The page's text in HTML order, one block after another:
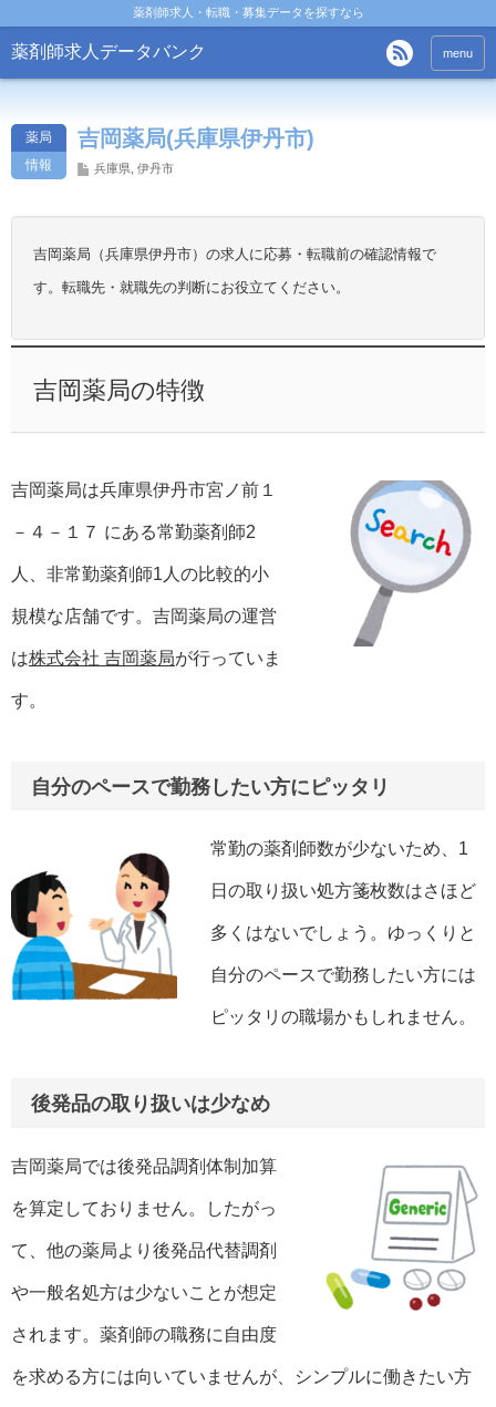
薬剤師求人・転職・募集データを探すなら
薬剤師求人データバンク menu
薬局
情報
吉岡薬局(兵庫県伊丹市)
兵庫県 伊丹市
吉岡薬局（兵庫県伊丹市）の求人に応募・転職前の確認情報で
す。転職先・就職先の判断にお役立てください。
吉岡薬局の特徴
吉岡薬局は兵庫県伊丹市宮ノ前１
－４－１７ にある常勤薬剤師2
人、非常勤薬剤師1人の比較的小
規模な店舗です。吉岡薬局の運営
は株式会社 吉岡薬局が行っていま
す。
自分のペースで勤務したい方にピッタリ
常勤の薬剤師数が少ないため、1
日の取り扱い処方箋枚数はさほど
多くはないでしょう。ゆっくりと
自分のペースで勤務したい方には
ピッタリの職場かもしれません。
後発品の取り扱いは少なめ
吉岡薬局では後発品調剤体制加算
を算定しておりません。したがっ
て、他の薬局より後発品代替調剤
や一般名処方は少ないことが想定
されます。薬剤師の職務に自由度
を求める方には向いていませんが、シンプルに働きたい方